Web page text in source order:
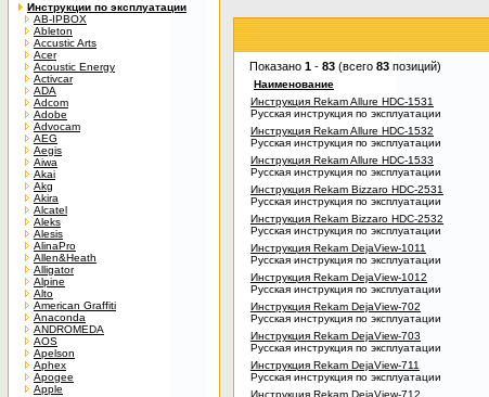
Инструкции по эксплуатации
AB-IPBOX
Ableton
Accustic Arts
Acer
Acoustic Energy
Activcar
ADA
Adcom
Adobe
Advocam
AEG
Aegis
Aiwa
Akai
Akg
Akira
Alcatel
Aleks
Alesis
AlinaPro
Allen&Heath
Alligator
Alpine
Alto
American Graffiti
Anaconda
ANDROMEDA
AOS
Apelson
Aphex
Apogee
Apple
Показано 1 - 83 (всего 83 позиций)
Наименование
Инструкция Rekam Allure HDC-1531
Русская инструкция по эксплуатации
Инструкция Rekam Allure HDC-1532
Русская инструкция по эксплуатации
Инструкция Rekam Allure HDC-1533
Русская инструкция по эксплуатации
Инструкция Rekam Bizzaro HDC-2531
Русская инструкция по эксплуатации
Инструкция Rekam Bizzaro HDC-2532
Русская инструкция по эксплуатации
Инструкция Rekam DejaView-1011
Русская инструкция по эксплуатации
Инструкция Rekam DejaView-1012
Русская инструкция по эксплуатации
Инструкция Rekam DejaView-702
Русская инструкция по эксплуатации
Инструкция Rekam DejaView-703
Русская инструкция по эксплуатации
Инструкция Rekam DejaView-711
Русская инструкция по эксплуатации
Инструкция Rekam DejaView-712